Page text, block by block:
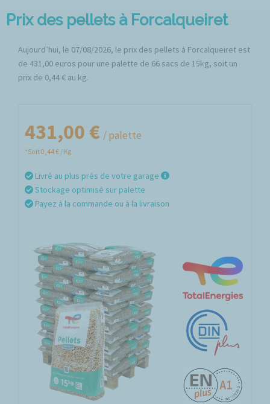
Prix des pellets à Forcalqueiret
Aujourd’hui, le 07/08/2026, le prix des pellets à Forcalqueiret est
de 431,00 euros pour une palette de 66 sacs de 15kg, soit un
prix de 0,44 € au kg.
431,00 € / palette
*Soit 0,44 € / Kg
Livré au plus près de votre garage
Stockage optimisé sur palette
Payez à la commande ou à la livraison